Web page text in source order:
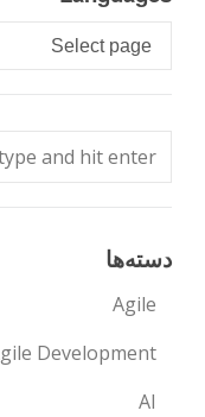
Languages
دسته‌ها
Agile
Agile Development
AI